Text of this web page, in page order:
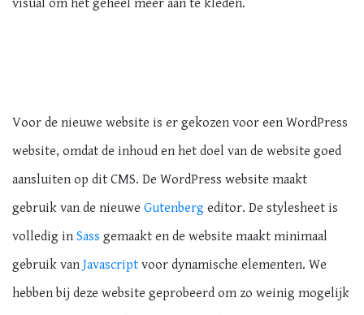
visual om het geheel meer aan te kleden.
Voor de nieuwe website is er gekozen voor een WordPress
website, omdat de inhoud en het doel van de website goed
aansluiten op dit CMS. De WordPress website maakt
gebruik van de nieuwe Gutenberg editor. De stylesheet is
volledig in Sass gemaakt en de website maakt minimaal
gebruik van Javascript voor dynamische elementen. We
hebben bij deze website geprobeerd om zo weinig mogelijk